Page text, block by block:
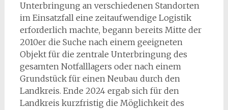
Unterbringung an verschiedenen Standorten
im Einsatzfall eine zeitaufwendige Logistik
erforderlich machte, begann bereits Mitte der
2010er die Suche nach einem geeigneten
Objekt für die zentrale Unterbringung des
gesamten Notfalllagers oder nach einem
Grundstück für einen Neubau durch den
Landkreis. Ende 2024 ergab sich für den
Landkreis kurzfristig die Möglichkeit des